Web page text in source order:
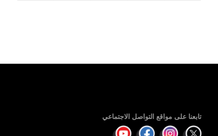
تابعنا على مواقع التواصل الاجتماعي